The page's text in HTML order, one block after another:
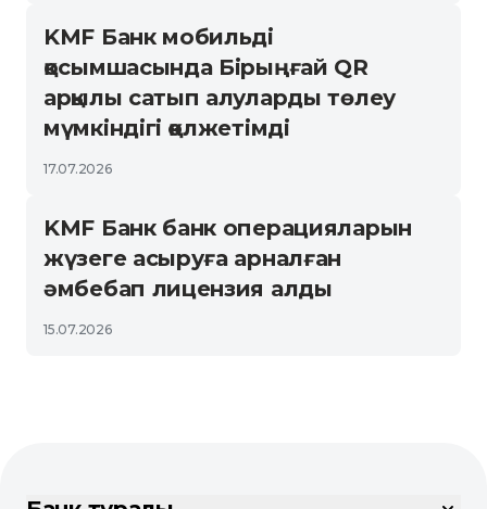
KMF Банк мобильді
қосымшасында Бірыңғай QR
арқылы сатып алуларды төлеу
мүмкіндігі қолжетімді
17.07.2026
KMF Банк банк операцияларын
жүзеге асыруға арналған
әмбебап лицензия алды
15.07.2026